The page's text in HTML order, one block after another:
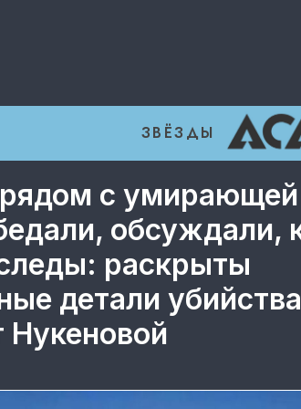
ЗВЁЗДЫ
с умирающей
обсуждали,
раскрыты
детали убийства
Нукеновой